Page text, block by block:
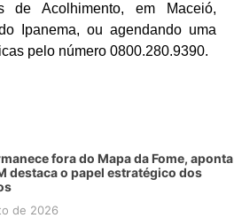
de Acolhimento, em Maceió,
Ipanema, ou agendando uma
pelo número 0800.280.9390.
fora do Mapa da Fome, aponta
destaca o papel estratégico dos
de 2026